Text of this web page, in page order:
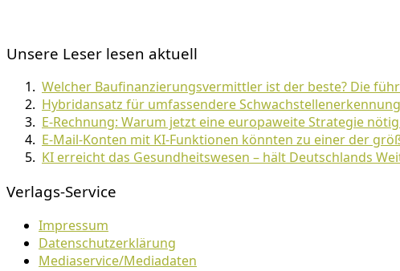
Unsere Leser lesen aktuell
Welcher Baufinanzierungsvermittler ist der beste? Die
Hybridansatz für umfassendere
E-Rechnung: Warum jetzt eine europaweite Strategie
E-Mail-Konten mit KI-Funktionen könnten zu einer der
KI erreicht das Gesundheitswesen – hält Deutschlands
Verlags-Service
Impressum
Datenschutzerklärung
Mediaservice/Mediadaten